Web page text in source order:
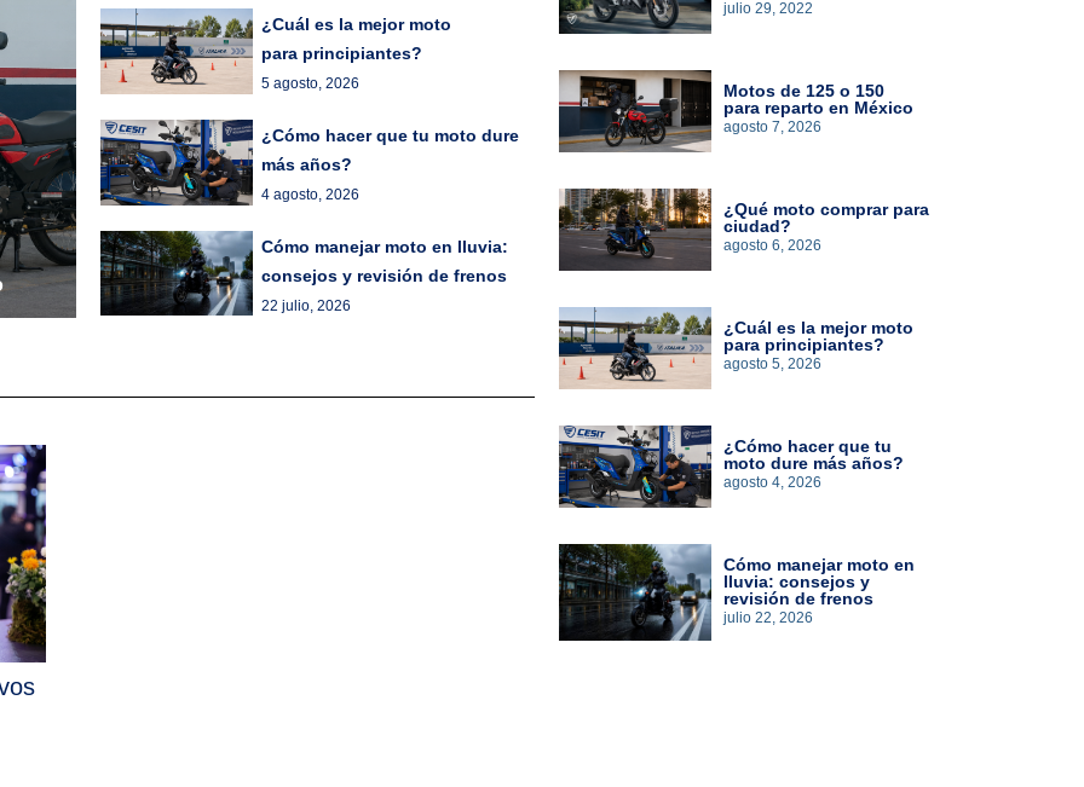
¿Cuál es la mejor moto
para principiantes?
5 agosto, 2026
¿Cómo hacer que tu moto dure
más años?
4 agosto, 2026
Cómo manejar moto en lluvia:
consejos y revisión de frenos
22 julio, 2026
julio 29, 2022
Motos de 125 o 150
para reparto en México
agosto 7, 2026
¿Qué moto comprar para
ciudad?
agosto 6, 2026
¿Cuál es la mejor moto
para principiantes?
agosto 5, 2026
¿Cómo hacer que tu
moto dure más años?
agosto 4, 2026
Cómo manejar moto en
lluvia: consejos y
revisión de frenos
julio 22, 2026